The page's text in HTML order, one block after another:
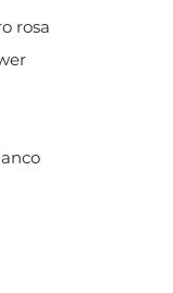
rosa